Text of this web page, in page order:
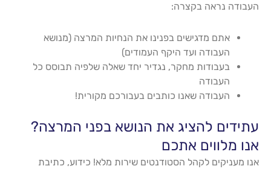
העבודה נראה בקצרה:
אתם מדגישים בפנינו את הנחיות המרצה (מנושא
העבודה ועד היקף העמודים)
בעבודות מחקר, נגדיר יחד שאלה שלפיה תבוסס כל
העבודה
העבודה שאנו כותבים בעבורכם מקורית!
עתידים להציג את הנושא בפני המרצה?
אנו מלווים אתכם
אנו מעניקים לקהל הסטודנטים שירות מלא! כידוע, כתיבת